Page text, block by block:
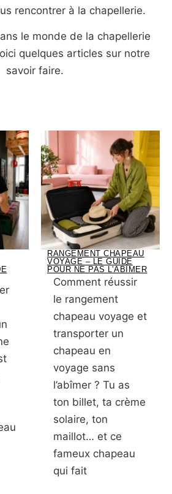
rencontrer à la chapellerie.
le monde de la chapellerie
quelques articles sur notre
savoir faire.
RANGEMENT CHAPEAU
VOYAGE – LE GUIDE
POUR NE PAS L’ABÎMER
Comment réussir
le rangement
chapeau voyage et
transporter un
chapeau en
voyage sans
l’abîmer ? Tu as
ton billet, ta crème
solaire, ton
maillot… et ce
fameux chapeau
qui fait